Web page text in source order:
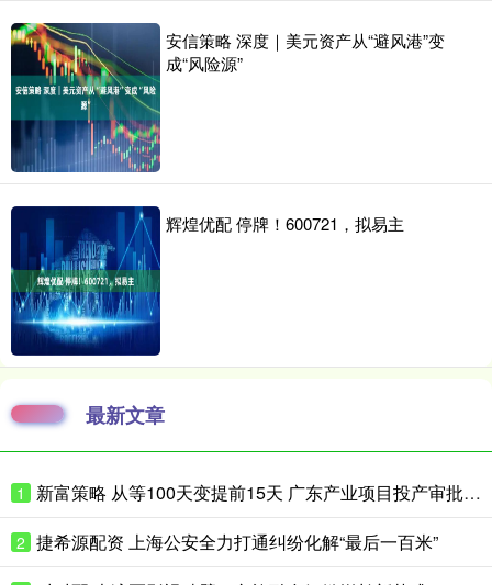
安信策略 深度｜美元资产从“避风港”变
成“风险源”
辉煌优配 停牌！600721，拟易主
最新文章
1 新富策略 从等100天变提前15天 广东产业项目投产审批如何抢时间？
2 捷希源配资 上海公安全力打通纠纷化解“最后一百米”